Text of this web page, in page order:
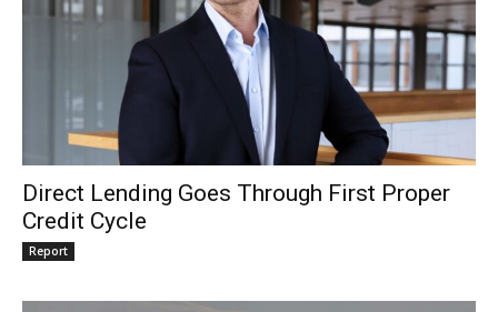
Direct Lending Goes Through First Proper
Credit Cycle
Report